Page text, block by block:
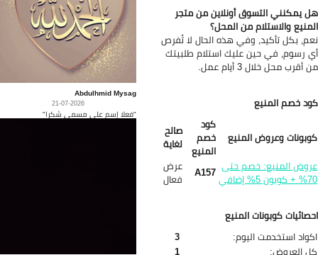
يمكنني التسوق أونلاين من متجر
والاستلام من المحل؟
بكل تأكيد، وفي هذه الحال لا تُفرص
رسوم، في حين عليك استلام طلبيتك
محل خلال 3 أيام عمل.
خصم المنيع
وعروض المنيع
كود
خصم
المنيع
صالح
لغاية
المنيع: خصم حتى
إضافي A157 عرض
فعال
كوبونات المنيع
استخدمت اليوم:
Abdulhmid Mysag
21-07-2026
"فعلا إسم على مسمى شكرا"